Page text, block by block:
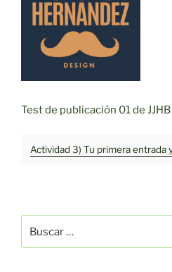
Test de publicación 01 de JJHB
Actividad 3) Tu primera entrada
por: